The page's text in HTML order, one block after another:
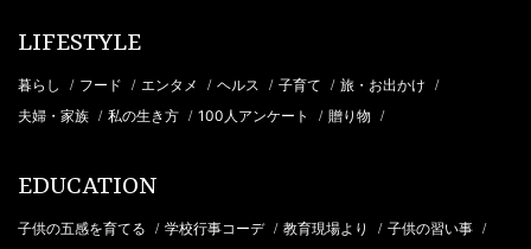
LIFESTYLE
暮らし / フード / エンタメ / ヘルス / 子育て / 旅・お出かけ /
夫婦・家族 / 私の生き方 / 100人アンケート / 贈り物 /
EDUCATION
子供の五感を育てる / 学校行事コーデ / 教育現場より / 子供の習い事 /